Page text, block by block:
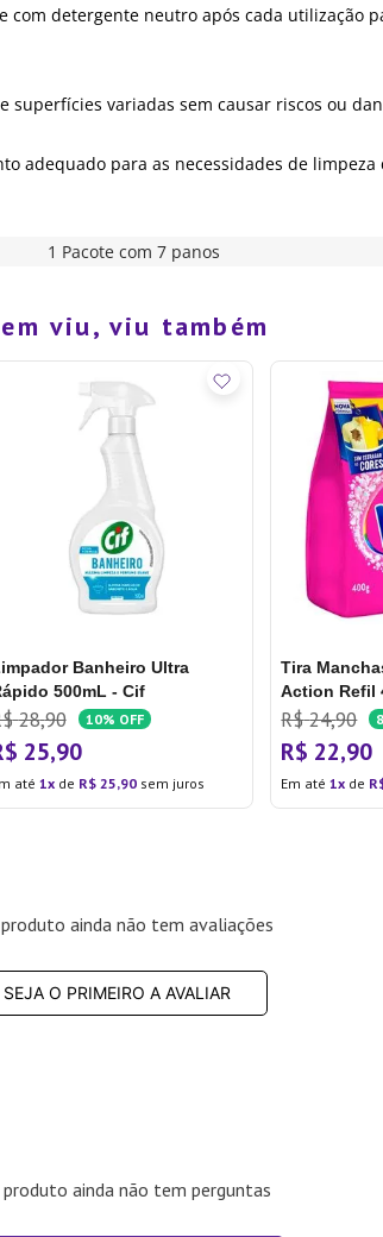
detergente neutro após cada utilização
variadas sem causar riscos ou
adequado para as necessidades de limpeza
1 Pacote com 7 panos
viu, viu também
Banheiro Ultra
500mL - Cif
28,90 10% OFF
25,90
até 1 de R$ 25,90sem juros
Tira
Action Refil
R$ 24,90
R$ 22,90
Em até1 de
ainda não tem avaliações
SEJA O PRIMEIRO A AVALIAR
ainda não tem perguntas